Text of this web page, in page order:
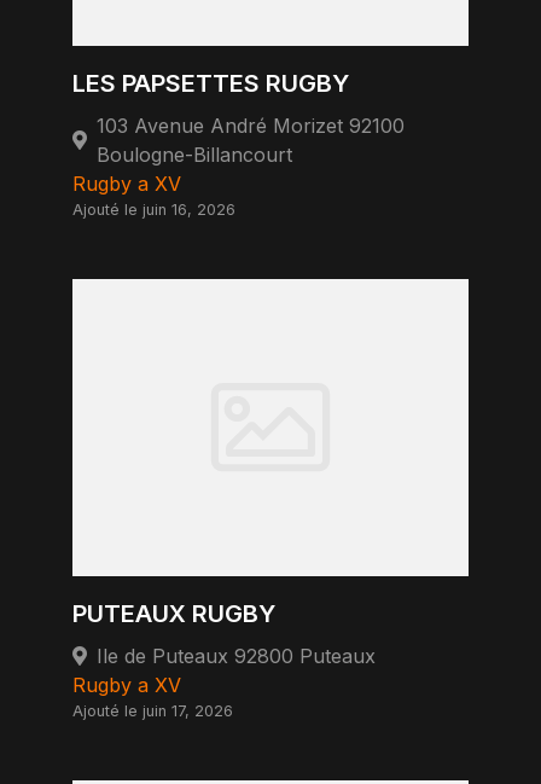
LES PAPSETTES RUGBY
103 Avenue André Morizet 92100
Boulogne-Billancourt
Rugby a XV
Ajouté le juin 16, 2026
PUTEAUX RUGBY
Ile de Puteaux 92800 Puteaux
Rugby a XV
Ajouté le juin 17, 2026